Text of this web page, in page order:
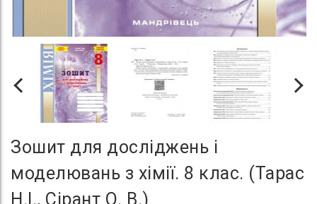
Зошит для досліджень і
моделювань з хімії. 8 клас. (Тарас
Н.І., Сірант О. В.)